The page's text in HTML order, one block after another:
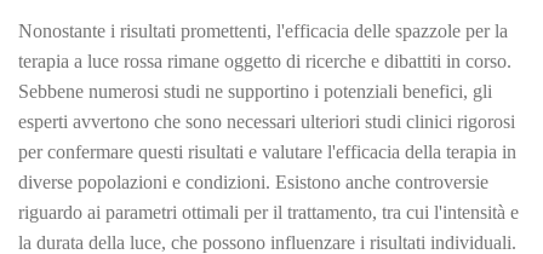
Nonostante i risultati promettenti, l'efficacia delle spazzole per la
terapia a luce rossa rimane oggetto di ricerche e dibattiti in corso.
Sebbene numerosi studi ne supportino i potenziali benefici, gli
esperti avvertono che sono necessari ulteriori studi clinici rigorosi
per confermare questi risultati e valutare l'efficacia della terapia in
diverse popolazioni e condizioni. Esistono anche controversie
riguardo ai parametri ottimali per il trattamento, tra cui l'intensità e
la durata della luce, che possono influenzare i risultati individuali.